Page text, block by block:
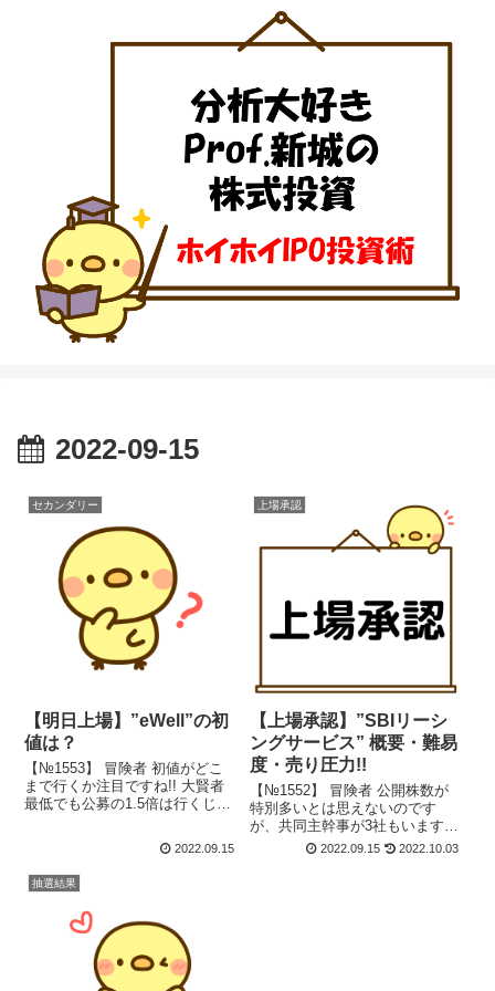
2022-09-15
セカンダリー
【明日上場】”eWell”の初
値は？
【№1553】 冒険者 初値がどこ
まで行くか注目ですね!! 大賢者
最低でも公募の1.5倍は行くじゃ
グロース市場に上場します。
公開価格（1,700円）...
2022.09.15
上場承認
【上場承認】”SBIリーシ
ングサービス” 概要・難易
度・売り圧力!!
【№1552】 冒険者 公開株数が
特別多いとは思えないのです
が、共同主幹事が3社もいます
ね。 大賢者 上場する会社と引受
2022.09.15 2022.10.03
抽選結果